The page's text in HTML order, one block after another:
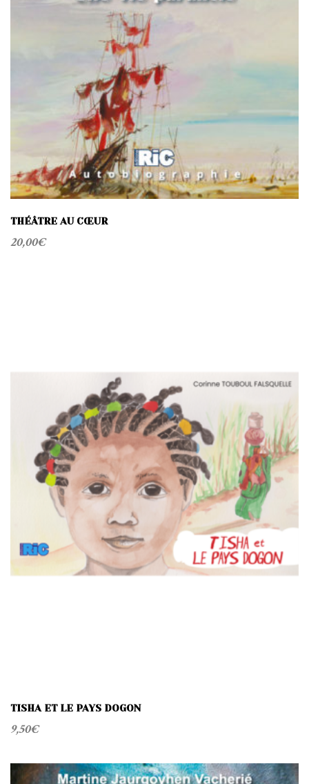
THÉÂTRE AU CŒUR
20,00€
TISHA ET LE PAYS DOGON
9,50€